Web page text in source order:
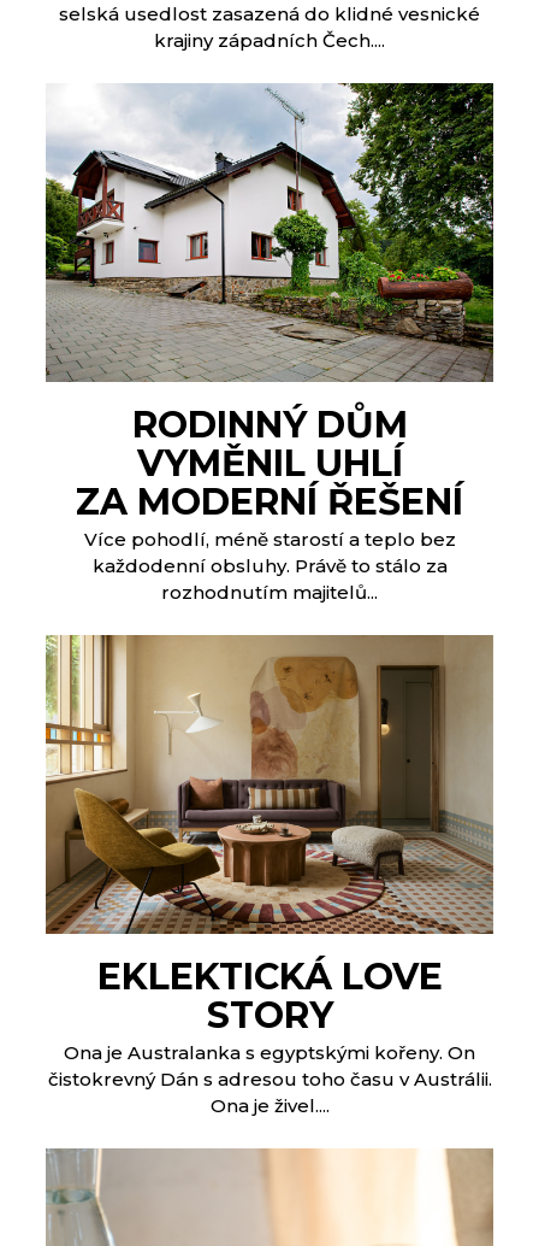
selská usedlost zasazená do klidné vesnické
krajiny západních Čech....
RODINNÝ DŮM
VYMĚNIL UHLÍ
ZA MODERNÍ ŘEŠENÍ
Více pohodlí, méně starostí a teplo bez
každodenní obsluhy. Právě to stálo za
rozhodnutím majitelů...
EKLEKTICKÁ LOVE
STORY
Ona je Australanka s egyptskými kořeny. On
čistokrevný Dán s adresou toho času v Austrálii.
Ona je živel....